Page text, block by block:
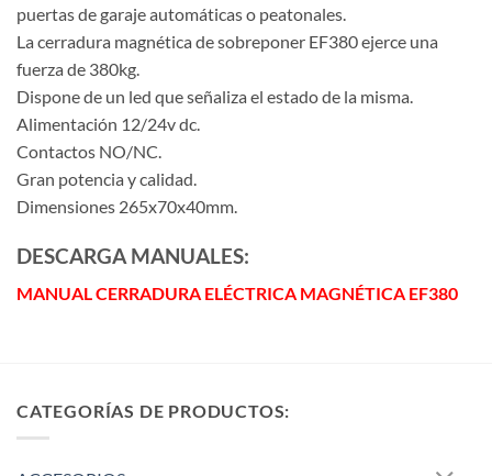
puertas de garaje automáticas o peatonales.
La cerradura magnética de sobreponer EF380 ejerce una
fuerza de 380kg.
Dispone de un led que señaliza el estado de la misma.
Alimentación 12/24v dc.
Contactos NO/NC.
Gran potencia y calidad.
Dimensiones 265x70x40mm.
DESCARGA MANUALES:
MANUAL CERRADURA ELÉCTRICA MAGNÉTICA EF380
CATEGORÍAS DE PRODUCTOS: